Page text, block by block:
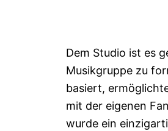
Dem Studio ist es
Musikgruppe zu
basiert,
mit der eigenen
wurde ein